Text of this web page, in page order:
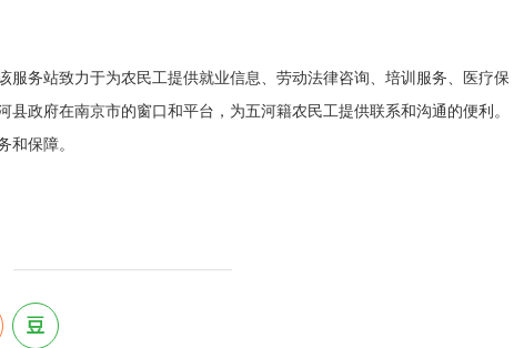
务站致力于为农民工提供就业信息、劳动法律咨询、培训服务、医疗保
政府在南京市的窗口和平台，为五河籍农民工提供联系和沟通的便利。
和保障。